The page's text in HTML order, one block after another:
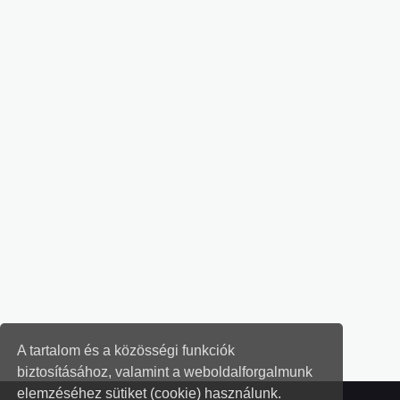
A tartalom és a közösségi funkciók
biztosításához, valamint a weboldalforgalmunk
elemzéséhez sütiket (cookie) használunk.